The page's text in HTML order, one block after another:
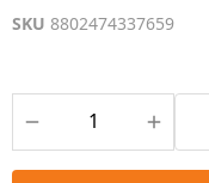
SKU 8802474337659